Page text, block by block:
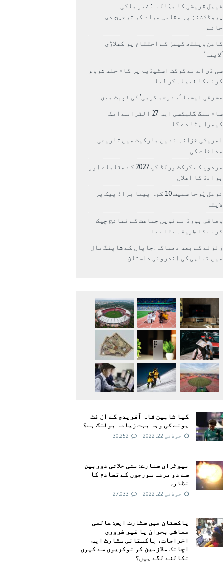
فیصل قریشی کا مطالبہ: غیر ملکی
پروڈکشنز پر مقامی مواد کو ترجیح دی
جائے
کامن ویلتھ گیمز کے اختتام پر کھلاڑی
‘لاپتہ’
سی ڈی اے نے کرکٹ اسٹیڈیم پر کام جلد شروع
کرنے کا فیصلہ کر لیا
مشرقی ایشیا ‘بے رحم گرمی’ کی لپیٹ میں
سام سنگ گلیکسی ایس 27 الٹرا سے ایک
کیمرا ہٹا دے گا.
امریکی خزانہ نے ین مارکیٹ میں تاریخی
مداخلت کی
مردوں کے کرکٹ ورلڈ کپ 2027 کے مقامات اور
برانڈ کا اعلان
نرمل پُرجا سمیت 10 کوہ پیما براڈ پیک پر
لاپتہ
وفاقی بورڈ نے نویں جماعت کے نتائج چیک
کرنے کا طریقہ بتا دیا
زلزلے کے بعد دھماکہ: جاپان کے شاپنگ مال
میں تباہی کی اندرونی داستان
کیا شاہین شاہ آفریدی کے ان فٹ
ہونے کی وجہ بہت زیادہ بولنگ ہے؟
جولائی 22, 2022 30,252
نیوٹران ستارے: نئی خلائی دوربین
سے دو مردہ سورجوں کے تصادم کا
نظارہ
جولائی 22, 2022 27,033
پاکستان میں سٹارٹ اپس: عالمی
معاشی بحران یا غیر ضروری
اخراجات، پاکستانی سٹارٹ اپس
اچانک ملازمین کو نوکریوں سے کیوں
نکالنے لگے ہیں؟